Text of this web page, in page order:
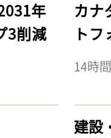
年
3削減
カナ
ト
14時
建設